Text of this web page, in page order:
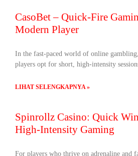
CasoBet – Quick‑Fire
Modern Player
In the fast‑paced world of online
players opt for short, high‑intensity
LIHAT SELENGKAPNYA »
Spinrollz Casino: Quick
High‑Intensity Gaming
For players who thrive on adrenaline and